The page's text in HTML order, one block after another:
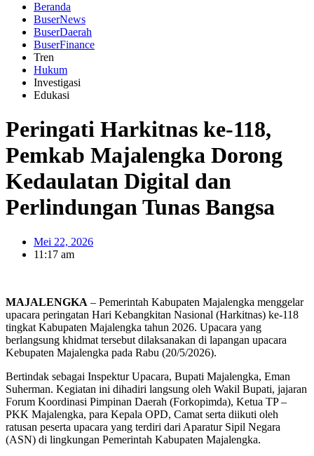
Beranda
BuserNews
BuserDaerah
BuserFinance
Tren
Hukum
Investigasi
Edukasi
Peringati Harkitnas ke-118,
Pemkab Majalengka Dorong
Kedaulatan Digital dan
Perlindungan Tunas Bangsa
Mei 22, 2026
11:17 am
MAJALENGKA – Pemerintah Kabupaten Majalengka menggelar
upacara peringatan Hari Kebangkitan Nasional (Harkitnas) ke-118
tingkat Kabupaten Majalengka tahun 2026. Upacara yang
berlangsung khidmat tersebut dilaksanakan di lapangan upacara
Kebupaten Majalengka pada Rabu (20/5/2026).
Bertindak sebagai Inspektur Upacara, Bupati Majalengka, Eman
Suherman. Kegiatan ini dihadiri langsung oleh Wakil Bupati, jajaran
Forum Koordinasi Pimpinan Daerah (Forkopimda), Ketua TP –
PKK Majalengka, para Kepala OPD, Camat serta diikuti oleh
ratusan peserta upacara yang terdiri dari Aparatur Sipil Negara
(ASN) di lingkungan Pemerintah Kabupaten Majalengka.